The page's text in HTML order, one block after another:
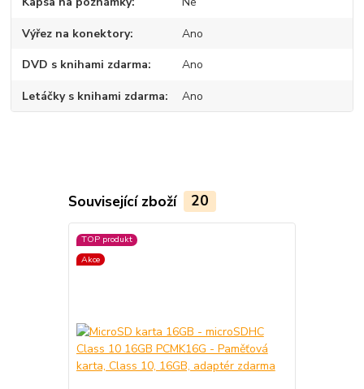
Výřez na konektory Ano
DVD s knihami zdarma Ano
Letáčky s knihami zdarma Ano
Související zboží 20
TOP produkt
Akce